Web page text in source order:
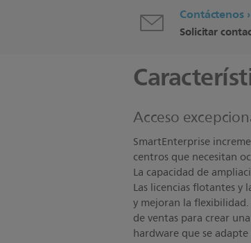
Contáctenos
Solicitar
Acceso
SmartEnterprise
centros que necesitan
La capacidad de
Las licencias flotantes y
y mejoran la
de ventas para crear
hardware que se